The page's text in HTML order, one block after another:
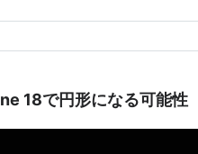
18で円形になる可能性